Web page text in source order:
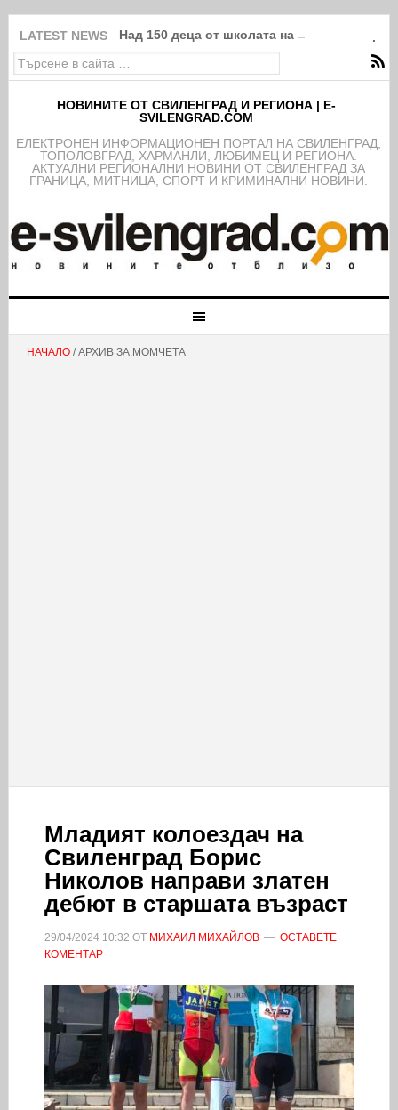
LATEST NEWS Над 150 деца от школата на ФК
НОВИНИТЕ ОТ СВИЛЕНГРАД И РЕГИОНА | E-
SVILENGRAD.COM
EЛЕКТРОНЕН ИНФОРМАЦИОНЕН ПОРТАЛ НА СВИЛЕНГРАД,
ТОПОЛОВГРАД, ХАРМАНЛИ, ЛЮБИМЕЦ И РЕГИОНА.
АКТУАЛНИ РЕГИОНАЛНИ НОВИНИ ОТ СВИЛЕНГРАД ЗА
ГРАНИЦА, МИТНИЦА, СПОРТ И КРИМИНАЛНИ НОВИНИ.
НАЧАЛО/ АРХИВ ЗА:МОМЧЕТА
Младият колоездач на
Свиленград Борис
Николов направи златен
дебют в старшата възраст
29/04/2024 10:32 ОТ МИХАИЛ МИХАЙЛОВ
ОСТАВЕТЕ
КОМЕНТАР